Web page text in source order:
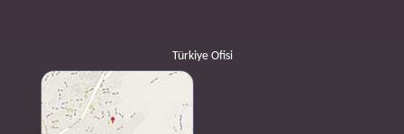
Türkiye Ofisi